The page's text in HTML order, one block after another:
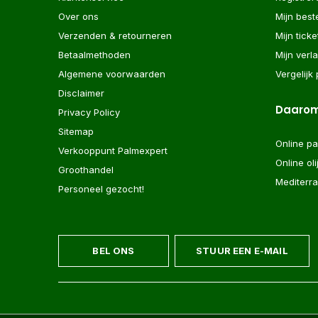
Over ons
Verzenden & retourneren
Betaalmethoden
Algemene voorwaarden
Disclaimer
Privacy Policy
Sitemap
Verkooppunt Palmexpert
Groothandel
Personeel gezocht!
Mijn
Mijn
Mijn
Vergelijk
Online
Online
BEL ONS STUUR EEN E-MAIL